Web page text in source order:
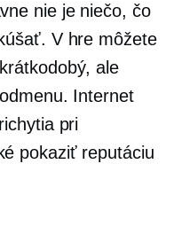
nie je niečo, čo
V hre môžete
krátkodobý, ale
Internet
pri
pokaziť reputáciu